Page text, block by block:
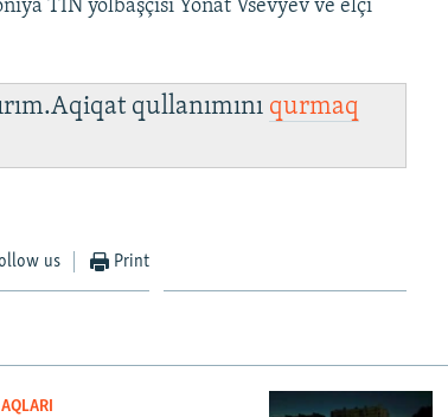
TİN yolbaşçısı Yonat Vsevyev ve elçi
qullanımını qurmaq
us Print